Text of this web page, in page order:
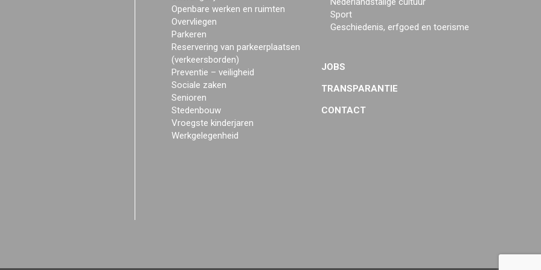
Openbare werken en ruimten
Overvliegen
Parkeren
Reservering van parkeerplaatsen
(verkeersborden)
Preventie – veiligheid
Sociale zaken
Senioren
Stedenbouw
Vroegste kinderjaren
Werkgelegenheid
Sport
Geschiedenis, erfgoed en toerisme
JOBS
TRANSPARANTIE
CONTACT